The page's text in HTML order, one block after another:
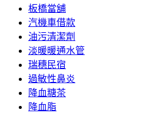
板橋當舖
汽機車借款
油污清潔劑
淡暖暖通水管
瑞穗民宿
過敏性鼻炎
降血糖茶
降血脂